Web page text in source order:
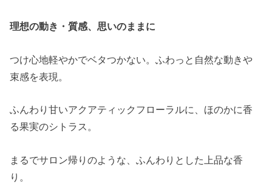
理想の動き・質感、思いのままに
つけ心地軽やかでベタつかない。ふわっと自然な動きや
束感を表現。
ふんわり甘いアクアティックフローラルに、ほのかに香
る果実のシトラス。
まるでサロン帰りのような、ふんわりとした上品な香
り。